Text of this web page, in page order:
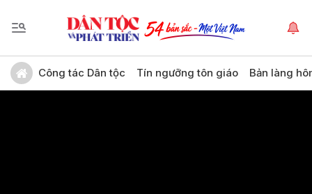
Công tác Dân tộc Tín ngưỡng tôn giáo Bản làng